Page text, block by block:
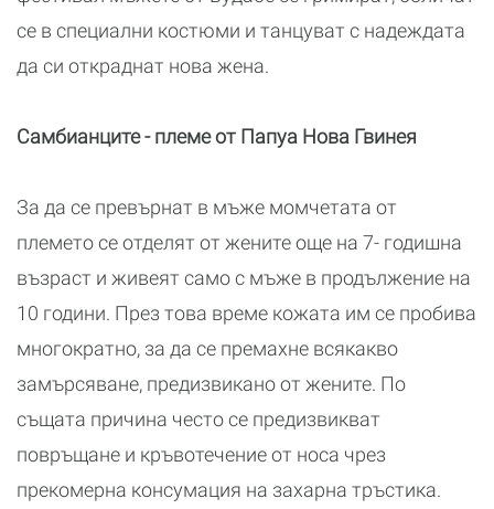
се в специални костюми и танцуват с надеждата
да си откраднат нова жена.
Самбианците - племе от Папуа Нова Гвинея
За да се превърнат в мъже момчетата от
племето се отделят от жените още на 7- годишна
възраст и живеят само с мъже в продължение на
10 години. През това време кожата им се пробива
многократно, за да се премахне всякакво
замърсяване, предизвикано от жените. По
същата причина често се предизвикват
повръщане и кръвотечение от носа чрез
прекомерна консумация на захарна тръстика.